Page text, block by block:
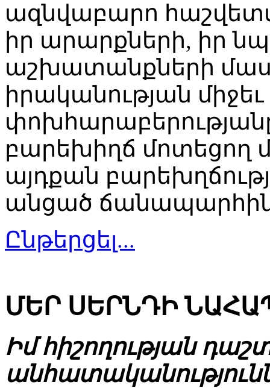
ազնվաբարո
իր արարքների, իր
աշխատանքների
իրականության
բարեխիղճ մոտեցող
այդքան
անցած
Ընթերցել...
ՄԵՐ ՍԵՐՆԴԻ
Իմ հիշողության